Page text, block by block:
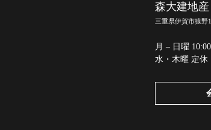
森大建地
三重県伊賀市猿野
月 – 日曜
水・木曜 定休